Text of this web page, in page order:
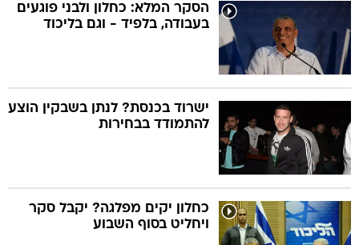
הסקר המלא: כחלון ולבני פוגעים
בעבודה, בלפיד - וגם בליכוד
ישרוד בכנסת? לנתן בשבקין הוצע
להתמודד בבחירות
כחלון יקים מפלגה? יקבל סקר
ויחליט בסוף השבוע